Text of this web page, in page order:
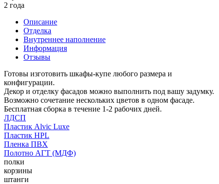
2 года
Описание
Отделка
Внутреннее наполнение
Информация
Отзывы
Готовы изготовить шкафы-купе любого размера и
конфигурации.
Декор и отделку фасадов можно выполнить под вашу задумку.
Возможно сочетание нескольких цветов в одном фасаде.
Бесплатная сборка в течение 1-2 рабочих дней.
ЛДСП
Пластик Alvic Luxe
Пластик HPL
Пленка ПВХ
Полотно АГТ (МДФ)
полки
корзины
штанги